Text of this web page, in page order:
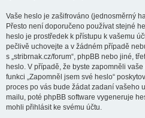
Vaše heslo je zašifrováno (jednosměrný
Přesto není doporučeno používat stejné
heslo je prostředek k přístupu k vašemu
pečlivě uchovejte a v žádném případě
s „stribrnak.cz/forum“, phpBB nebo jiné,
heslo. V případě, že byste zapomněli
funkci „Zapomněl jsem své heslo“
proces po vás bude žádat zadaní vašeho
mailu, poté phpBB software vygeneruje
mohli přihlásit ke svému účtu.